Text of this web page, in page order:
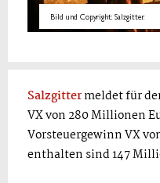
Bild und Copyright: Salzgitter.
Salzgittermeldet für
VX von 280 Millionen
Vorsteuergewinn VX
enthalten sind 147